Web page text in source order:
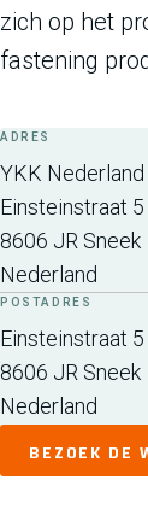
zich op het
fastening
ADRES
YKK Nederland
Einsteinstraat 5
8606 JR Sneek
Nederland
POSTADRES
Einsteinstraat 5
8606 JR Sneek
Nederland
BEZOEK DE